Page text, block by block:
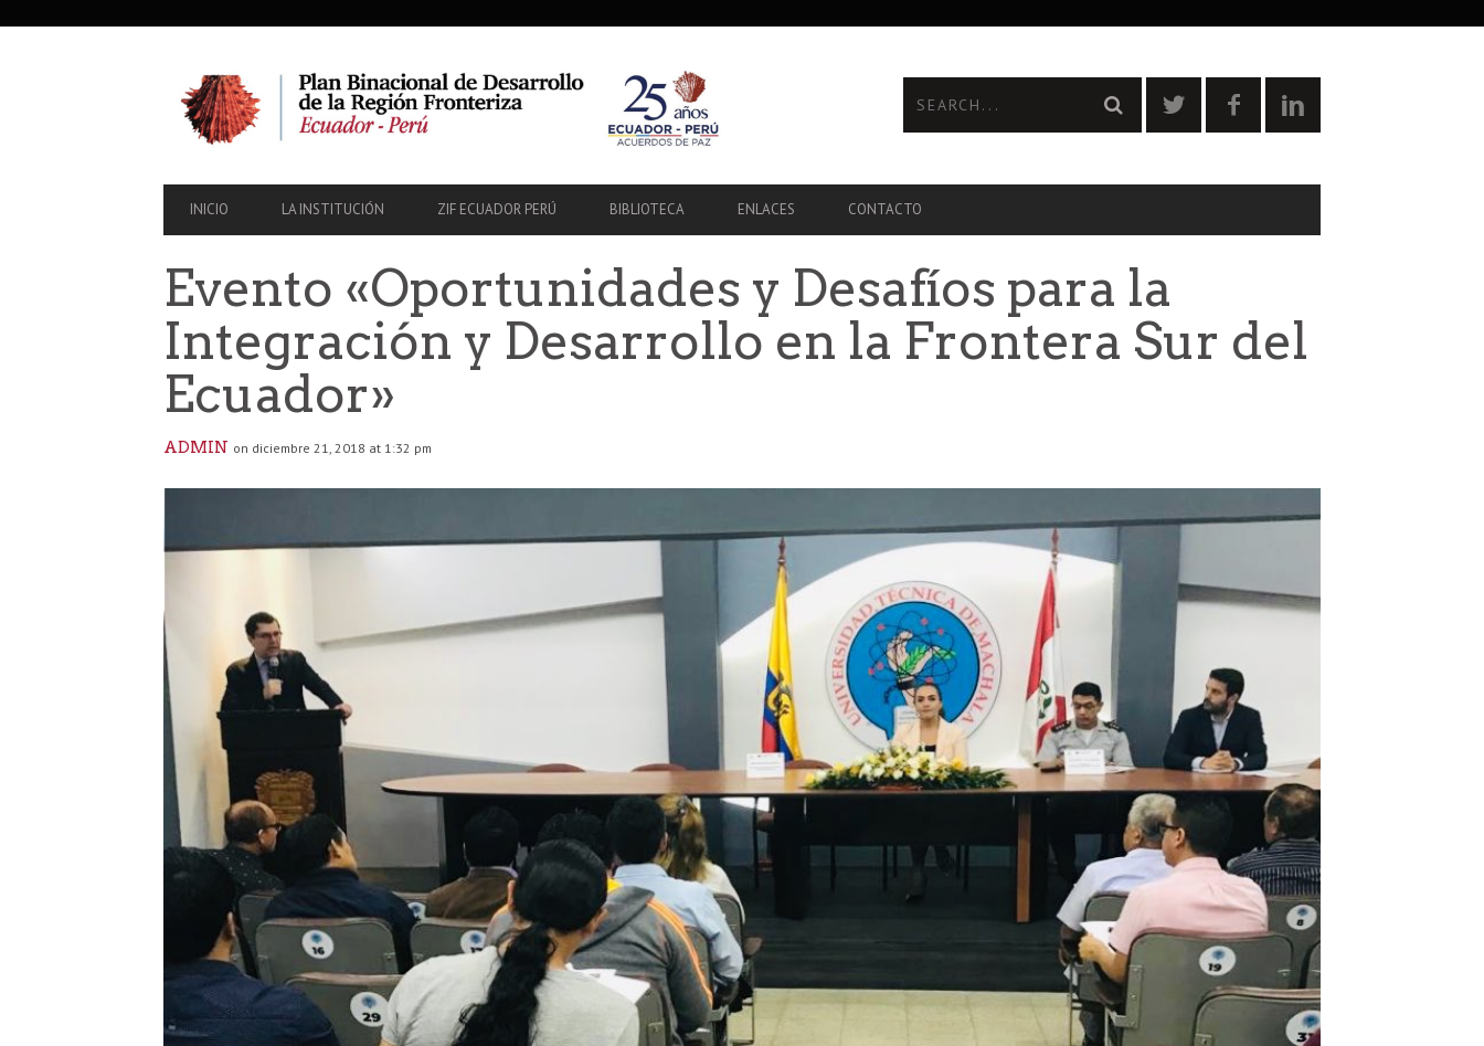
PRIMARY
NAVIGATION
INICIO LA INSTITUCIÓN ZIF ECUADOR PERÚ BIBLIOTECA ENLACES CONTACTO
Evento «Oportunidades y Desafíos para la
Integración y Desarrollo en la Frontera Sur del
Ecuador»
ADMIN on diciembre 21, 2018 at 1:32 pm